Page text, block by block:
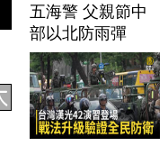
五海警 父親節中
部以北防雨彈